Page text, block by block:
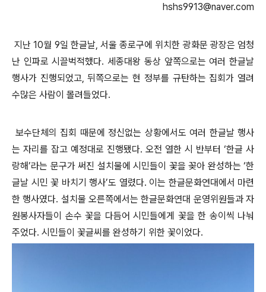
hshs9913@naver.com
지난 10월 9일 한글날, 서울 종로구에 위치한 광화문 광장은 엄청
난 인파로 시끌벅적했다. 세종대왕 동상 앞쪽으로는 여러 한글날
행사가 진행되었고, 뒤쪽으로는 현 정부를 규탄하는 집회가 열려
수많은 사람이 몰려들었다.
보수단체의 집회 때문에 정신없는 상황에서도 여러 한글날 행사
는 자리를 잡고 예정대로 진행됐다. 오전 열한 시 반부터 ‘한글 사
랑해’라는 문구가 써진 설치물에 시민들이 꽃을 꽂아 완성하는 ‘한
글날 시민 꽃 바치기 행사’도 열렸다. 이는 한글문화연대에서 마련
한 행사였다. 설치물 오른쪽에서는 한글문화연대 운영위원들과 자
원봉사자들이 손수 꽃을 다듬어 시민들에게 꽃을 한 송이씩 나눠
주었다. 시민들이 꽃글씨를 완성하기 위한 꽃이었다.